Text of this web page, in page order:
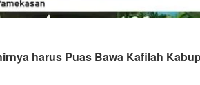
harus Puas Bawa Kafilah